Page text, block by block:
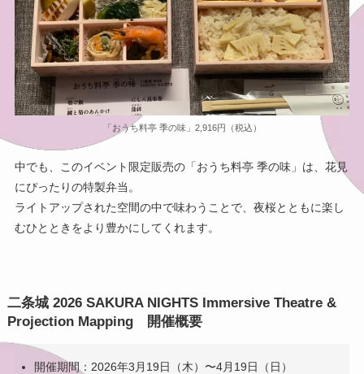
「おうち料亭 季の味」2,916円（税込）
中でも、このイベント限定販売の「おうち料亭 季の味」は、花見
にぴったりの特製弁当。
ライトアップされた空間の中で味わうことで、夜桜とともに楽し
むひとときをより豊かにしてくれます。
二条城 2026 SAKURA NIGHTS Immersive Theatre &
Projection Mapping 開催概要
開催期間：2026年3月19日（木）〜4月19日（日）